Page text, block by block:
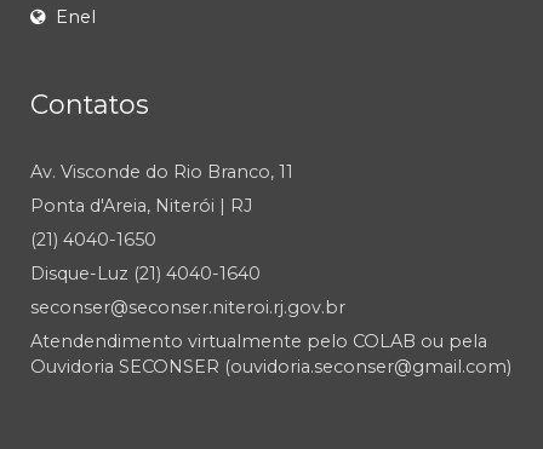
Enel
Contatos
Av. Visconde do Rio Branco, 11
Ponta d'Areia, Niterói | RJ
(21) 4040-1650
Disque-Luz (21) 4040-1640
seconser@seconser.niteroi.rj.gov.br
Atendendimento virtualmente pelo COLAB ou pela
Ouvidoria SECONSER (ouvidoria.seconser@gmail.com)